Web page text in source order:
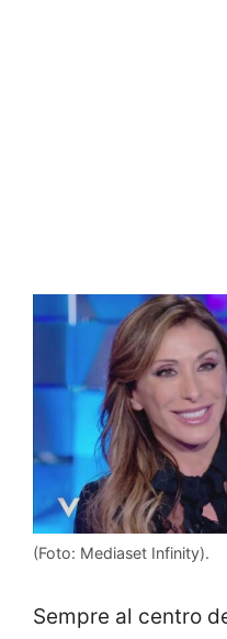
(Foto: Mediaset Infinity).
Sempre al centro